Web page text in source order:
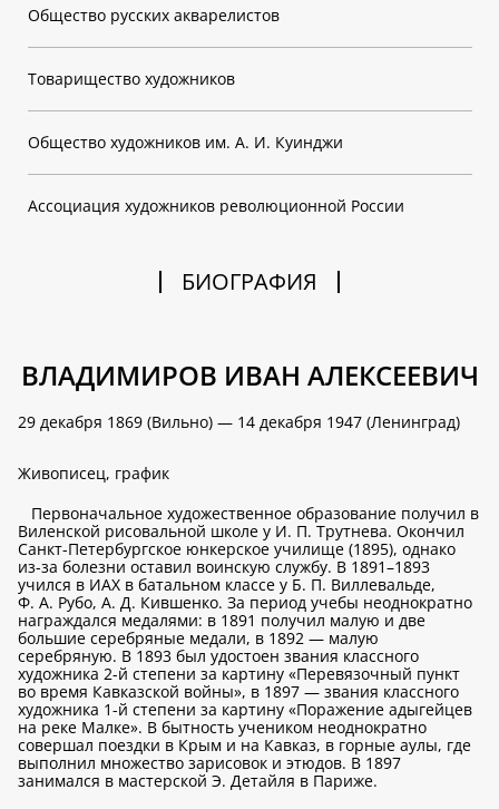
Общество русских акварелистов
Товарищество художников
Общество художников им. А. И. Куинджи
Ассоциация художников революционной России
БИОГРАФИЯ
ВЛАДИМИРОВ ИВАН АЛЕКСЕЕВИЧ
29 декабря 1869 (Вильно) — 14 декабря 1947 (Ленинград)
Живописец, график
Первоначальное художественное образование получил в
Виленской рисовальной школе у И. П. Трутнева. Окончил
Санкт-Петербургское юнкерское училище (1895), однако
из-за болезни оставил воинскую службу. В 1891–1893
учился в ИАХ в батальном классе у Б. П. Виллевальде,
Ф. А. Рубо, А. Д. Кившенко. За период учебы неоднократно
награждался медалями: в 1891 получил малую и две
большие серебряные медали, в 1892 — малую
серебряную. В 1893 был удостоен звания классного
художника 2-й степени за картину «Перевязочный пункт
во время Кавказской войны», в 1897 — звания классного
художника 1-й степени за картину «Поражение адыгейцев
на реке Малке». В бытность учеником неоднократно
совершал поездки в Крым и на Кавказ, в горные аулы, где
выполнил множество зарисовок и этюдов. В 1897
занимался в мастерской Э. Детайля в Париже.